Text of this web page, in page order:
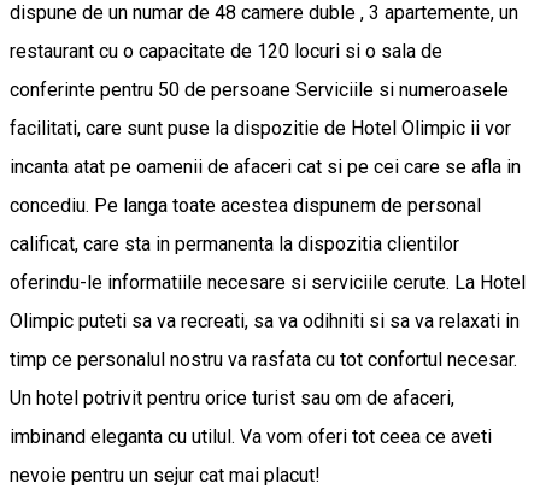
dispune de un numar de 48 camere duble , 3 apartemente, un
restaurant cu o capacitate de 120 locuri si o sala de
conferinte pentru 50 de persoane Serviciile si numeroasele
facilitati, care sunt puse la dispozitie de Hotel Olimpic ii vor
incanta atat pe oamenii de afaceri cat si pe cei care se afla in
concediu. Pe langa toate acestea dispunem de personal
calificat, care sta in permanenta la dispozitia clientilor
oferindu-le informatiile necesare si serviciile cerute. La Hotel
Olimpic puteti sa va recreati, sa va odihniti si sa va relaxati in
timp ce personalul nostru va rasfata cu tot confortul necesar.
Un hotel potrivit pentru orice turist sau om de afaceri,
imbinand eleganta cu utilul. Va vom oferi tot ceea ce aveti
nevoie pentru un sejur cat mai placut!